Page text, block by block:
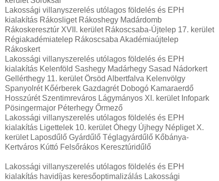
Lakossági villanyszerelés utólagos földelés és EPH
kialakítás Rákosliget Rákoshegy Madárdomb
Rákoskeresztúr XVII. kerület Rákoscsaba-Újtelep 17. kerület
Régiakadémiatelep Rákoscsaba Akadémiaújtelep
Rákoskert
Lakossági villanyszerelés utólagos földelés és EPH
kialakítás Kelenföld Sashegy Madárhegy Sasad Nádorkert
Gellérthegy 11. kerület Örsöd Albertfalva Kelenvölgy
Spanyolrét Kőérberek Gazdagrét Dobogó Kamaraerdő
Hosszúrét Szentimreváros Lágymányos XI. kerület Infopark
Pösingermajor Péterhegy Őrmező
Lakossági villanyszerelés utólagos földelés és EPH
kialakítás Ligettelek 10. kerület Óhegy Újhegy Népliget X.
kerület Laposdűlő Gyárdűlő Téglagyárdűlő Kőbánya-
Kertváros Kúttó Felsőrákos Keresztúridűlő
Lakossági villanyszerelés utólagos földelés és EPH
kialakítás havidíjas keresőoptimalizálás Lakossági